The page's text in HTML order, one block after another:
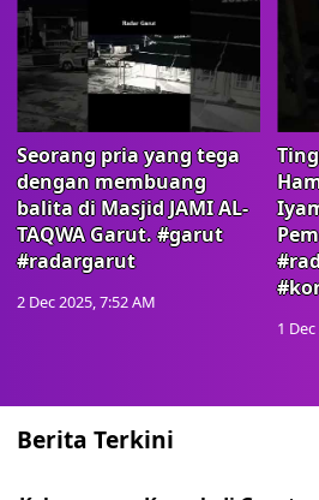
Seorang pria yang tega
dengan membuang
balita di Masjid JAMI AL-
TAQWA Garut. #garut
#radargarut
2 Dec 2025, 7:52 AM
1
Berita Terkini